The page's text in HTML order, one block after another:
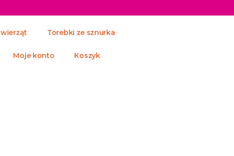
Torebki ze sznurka
Moje konto Koszyk